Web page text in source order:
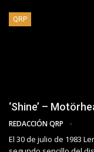
QRP
‘Shine’ –
REDACCIÓN QRP
El 30 de julio de 1983